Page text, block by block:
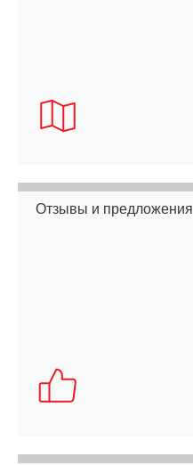
Отзывы и предложения